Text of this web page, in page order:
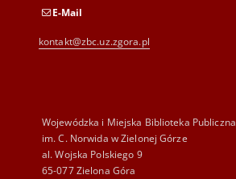
E-Mail
kontakt@zbc.uz.zgora.pl
Wojewódzka i Miejska Biblioteka Publiczna
im. C. Norwida w Zielonej Górze
al. Wojska Polskiego 9
65-077 Zielona Góra